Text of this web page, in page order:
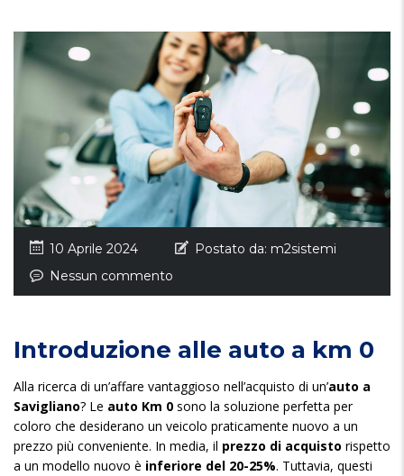
10 Aprile 2024 Postato da: m2sistemi
Nessun commento
Introduzione alle auto a km 0
Alla ricerca di un’affare vantaggioso nell’acquisto di un’auto a
Savigliano? Le auto Km 0 sono la soluzione perfetta per
coloro che desiderano un veicolo praticamente nuovo a un
prezzo più conveniente. In media, il prezzo di acquisto rispetto
a un modello nuovo è inferiore del 20-25%. Tuttavia, questi